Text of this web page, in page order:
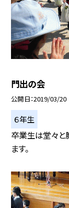
門出の会
公開日 2019/03/20
６年生
卒業生は堂々と
ます。